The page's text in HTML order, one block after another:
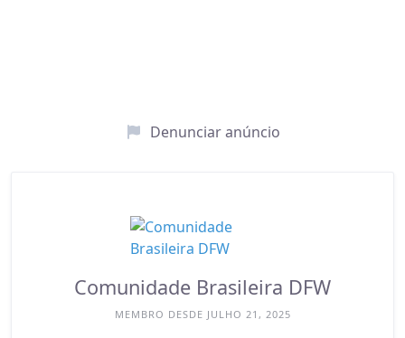
Denunciar anúncio
Comunidade Brasileira DFW
MEMBRO DESDE JULHO 21, 2025